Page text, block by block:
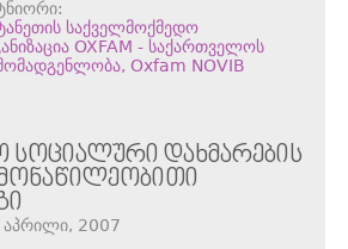
საქველმოქმედო
OXFAM - საქართველოს
Oxfam NOVIB
ᲡᲝᲪᲘᲐᲚᲣᲠᲘ ᲓᲐᲮᲛᲐᲠᲔᲑᲘᲡ
აპრილი, 2007